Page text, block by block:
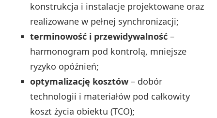
konstrukcja i instalacje projektowane oraz
realizowane w pełnej synchronizacji;
terminowość i przewidywalność –
harmonogram pod kontrolą, mniejsze
ryzyko opóźnień;
optymalizację kosztów – dobór
technologii i materiałów pod całkowity
koszt życia obiektu (TCO);